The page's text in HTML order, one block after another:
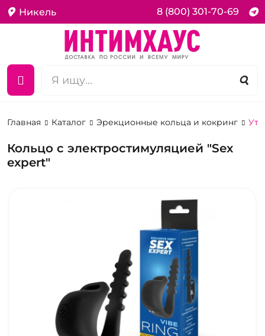
Никель 8 (800) 301-70-69
Главная Каталог Эрекционные кольца и кокринг
Кольцо с электростимуляцией "Sex
expert"